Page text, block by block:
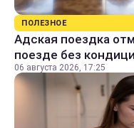
ПОЛЕЗНОЕ
Адская поездка
поезде без
06 августа 2026, 17:25